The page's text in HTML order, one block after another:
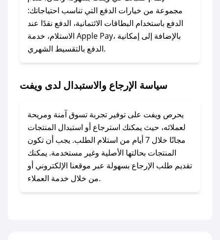
وسنقوم بحل المشكلة في أسرع وقت ممكن.
### ماذا أفعل إذا لم أجد كود خصم لمتجري
المفضل؟
في حال عدم توفر كوبونات لمتجرك المفضل، يمكنك
أسرع وقت ممكن.
### كيف تحصل على كوبونات خصم حصرية من
ويفت؟
للحصول على كوبونات وخصومات حصرية، قم بما
يلي:
- اضغط على أيقونة متابعة لمتجر ويفت في تطبيق
صحصح.
مجموعة من خيارات الدفع التي تناسب احتياجاتك:
الدفع باستخدام البطاقات الائتمانية، الدفع نقدًا عند
الاستلام، خدمة Apple Pay، بالإضافة إلى إمكانية
الدفع بالتقسيط الشهري.
سياسة الإرجاع والاستبدال لدى ويفت
يحرص ويفت على توفير تجربة تسوق آمنة ومريحة
لعملائه، حيث يمكنك استرجاع أو استبدال المنتجات
مجانًا خلال 7 أيام من استلام الطلب. يجب أن تكون
المنتجات بحالتها الأصلية وغير مستخدمة. يمكنك
تقديم طلب الإرجاع بسهولة عبر موقعنا الإلكتروني أو
من خلال خدمة العملاء.